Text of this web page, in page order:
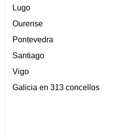
Lugo
Ourense
Pontevedra
Santiago
Vigo
Galicia en 313 concellos